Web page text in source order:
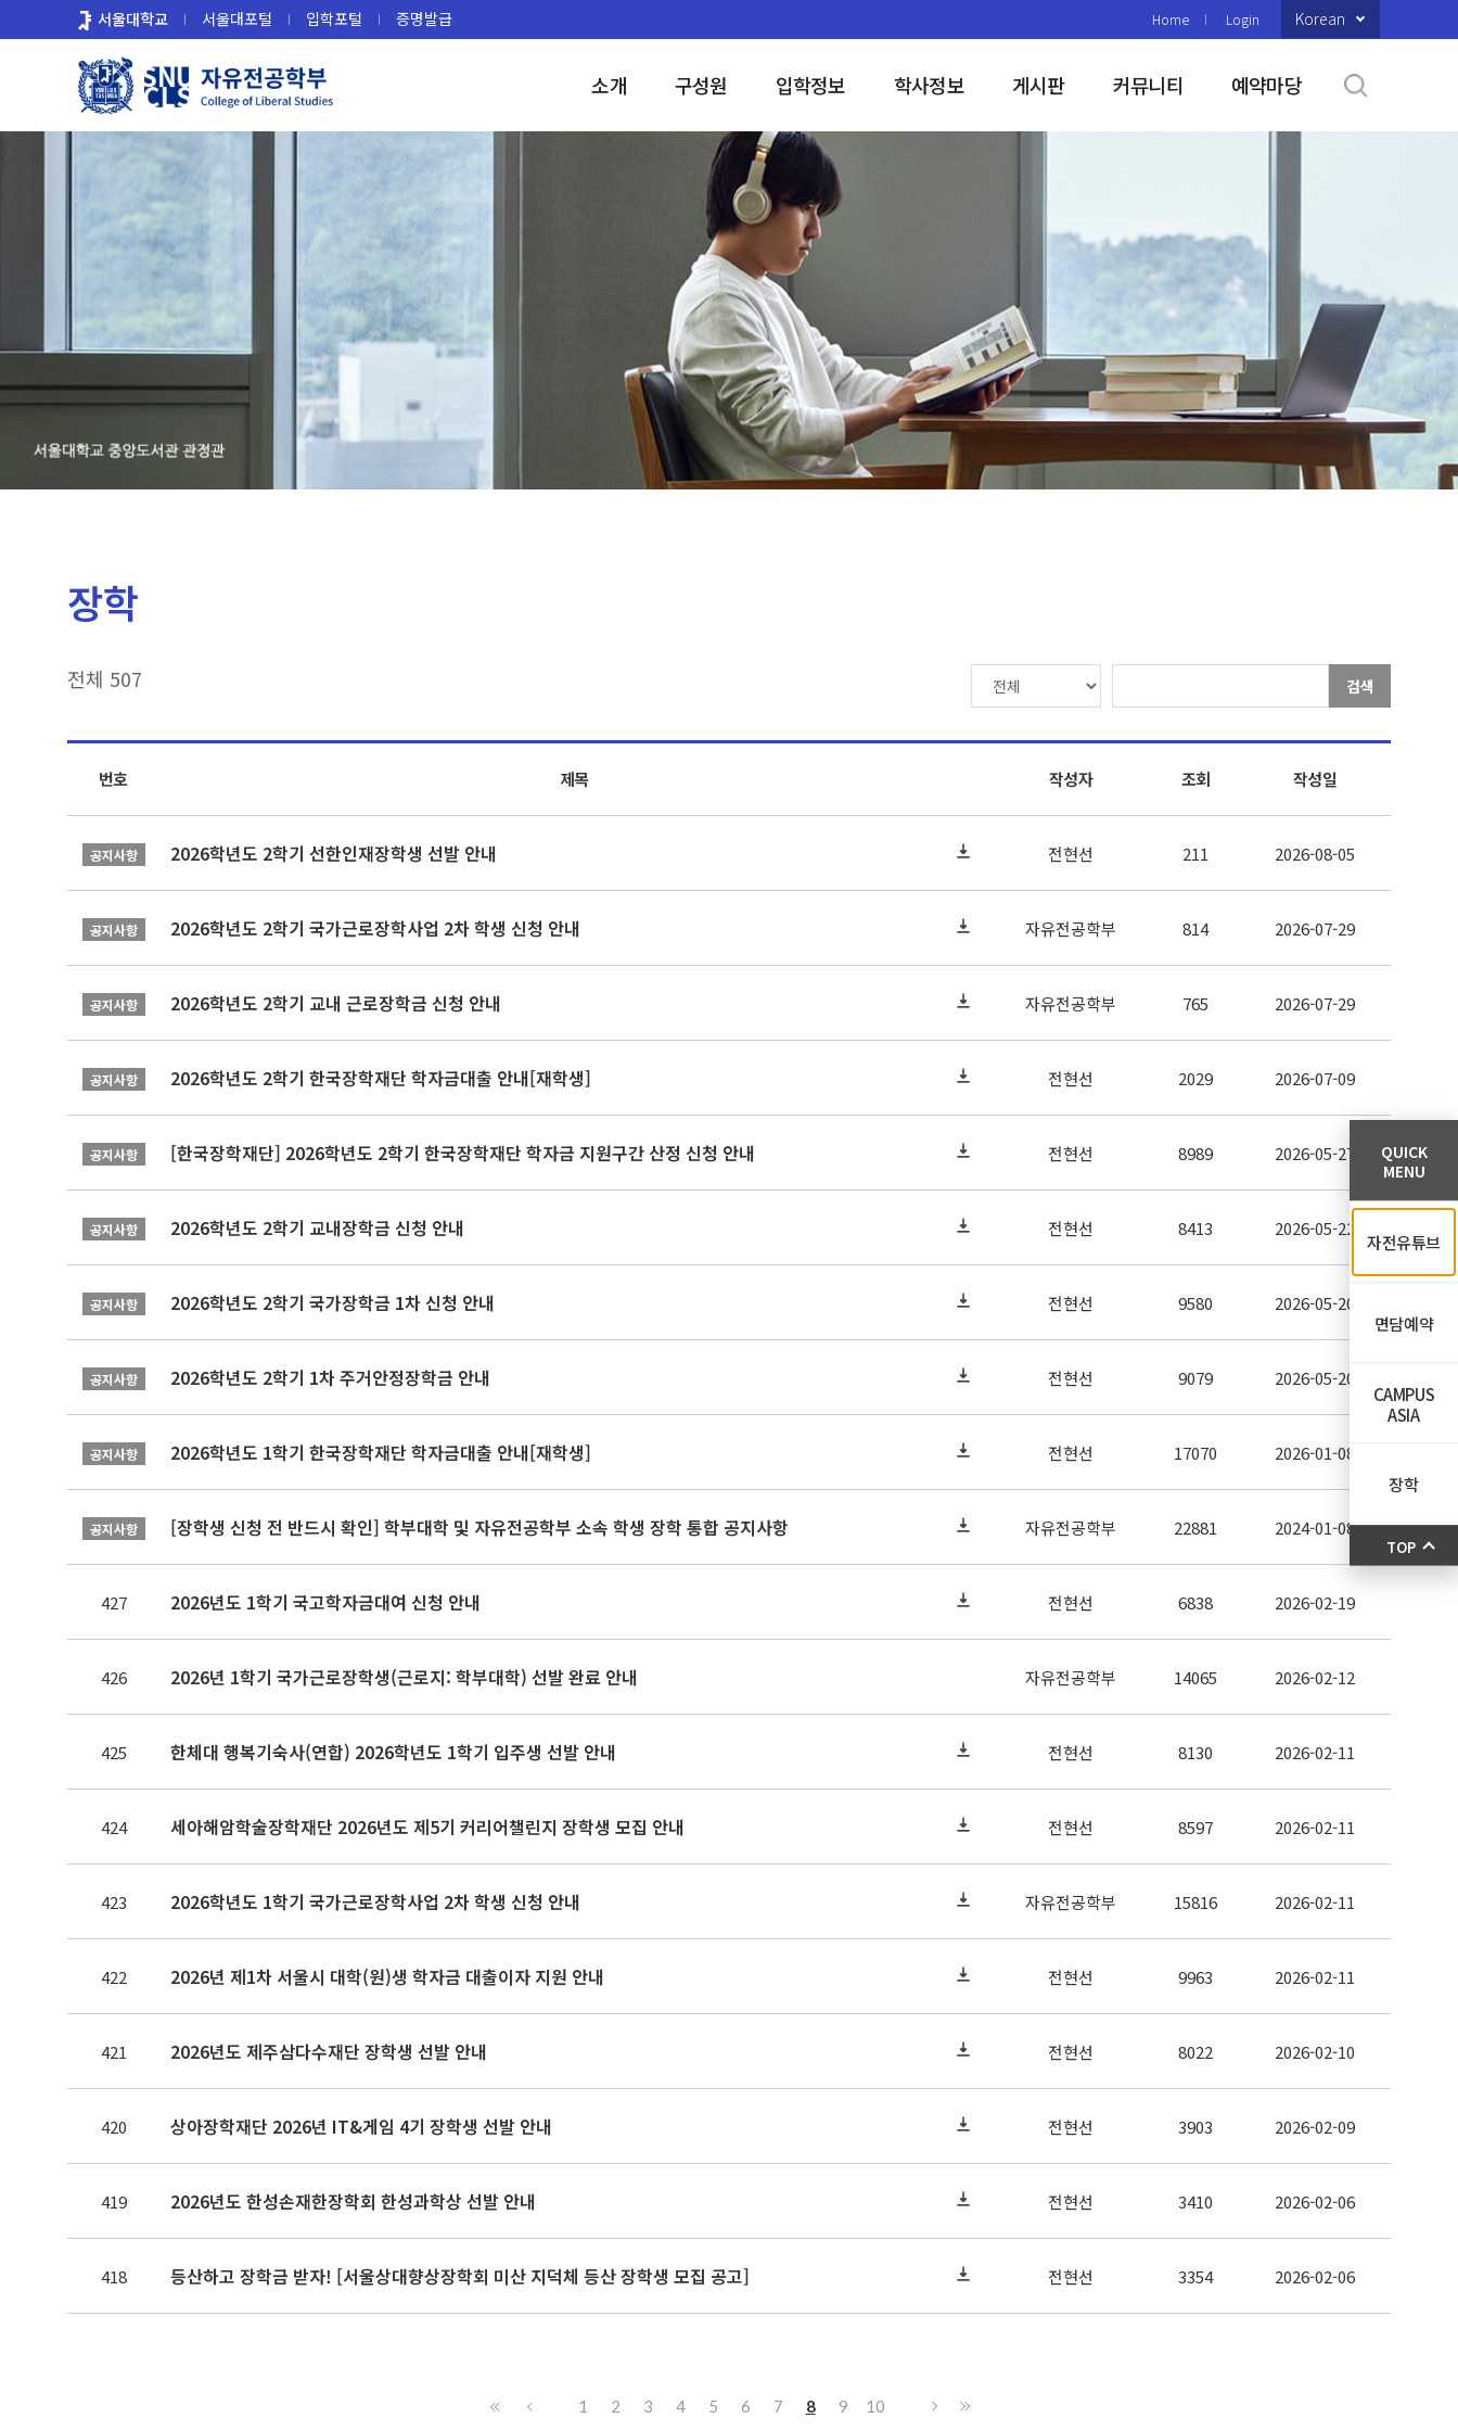
로
서울대학교 서울대포털 입학포털 증명발급 Home Login Korean
소개 구성원 입학정보 학사정보 게시판 커뮤니티 예약마당
장학
전체 507 검색
번호 제목 작성자 조회 작성일
공지사항 2026학년도 2학기 선한인재장학생 선발 안내 전현선 211 2026-08-05
공지사항 2026학년도 2학기 국가근로장학사업 2차 학생 신청 안내 자유전공학부 814 2026-07-29
공지사항 2026학년도 2학기 교내 근로장학금 신청 안내 자유전공학부 765 2026-07-29
공지사항 2026학년도 2학기 한국장학재단 학자금대출 안내[재학생] 전현선 2029 2026-07-09
공지사항 [한국장학재단] 2026학년도 2학기 한국장학재단 학자금 지원구간 산정 신청 안내 전현선 8989 2026-05-27
공지사항 2026학년도 2학기 교내장학금 신청 안내 전현선 8413 2026-05-22
공지사항 2026학년도 2학기 국가장학금 1차 신청 안내 전현선 9580 2026-05-20
공지사항 2026학년도 2학기 1차 주거안정장학금 안내 전현선 9079 2026-05-20
공지사항 2026학년도 1학기 한국장학재단 학자금대출 안내[재학생] 전현선 17070 2026-01-08
공지사항 [장학생 신청 전 반드시 확인] 학부대학 및 자유전공학부 소속 학생 장학 통합 공지사항 자유전공학부 22881 2024-01-08
427 2026년도 1학기 국고학자금대여 신청 안내 전현선 6838 2026-02-19
426 2026년 1학기 국가근로장학생(근로지: 학부대학) 선발 완료 안내 자유전공학부 14065 2026-02-12
425 한체대 행복기숙사(연합) 2026학년도 1학기 입주생 선발 안내 전현선 8130 2026-02-11
424 세아해암학술장학재단 2026년도 제5기 커리어챌린지 장학생 모집 안내 전현선 8597 2026-02-11
423 2026학년도 1학기 국가근로장학사업 2차 학생 신청 안내 자유전공학부 15816 2026-02-11
422 2026년 제1차 서울시 대학(원)생 학자금 대출이자 지원 안내 전현선 9963 2026-02-11
421 2026년도 제주삼다수재단 장학생 선발 안내 전현선 8022 2026-02-10
420 상아장학재단 2026년 IT&게임 4기 장학생 선발 안내 전현선 3903 2026-02-09
419 2026년도 한성손재한장학회 한성과학상 선발 안내 전현선 3410 2026-02-06
418 등산하고 장학금 받자! [서울상대향상장학회 미산 지덕체 등산 장학생 모집 공고] 전현선 3354 2026-02-06
1 2 3 4 5 6 7 8 9 10
QUICK
MENU
자전유튜브
면담예약
CAMPUS
ASIA
장학
TOP